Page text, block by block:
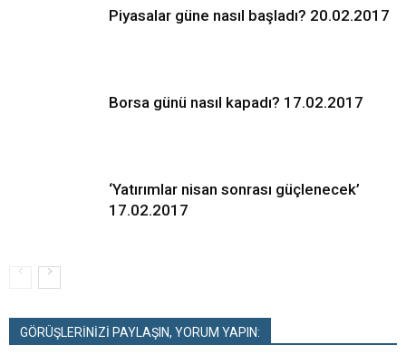
Piyasalar güne nasıl başladı? 20.02.2017
Borsa günü nasıl kapadı? 17.02.2017
‘Yatırımlar nisan sonrası güçlenecek’
17.02.2017
GÖRÜŞLERİNİZİ PAYLAŞIN, YORUM YAPIN: